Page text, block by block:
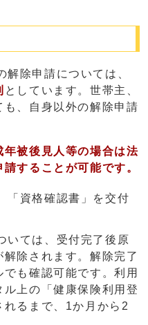
解除申請については、
としています。世帯主、
、自身以外の解除申請
年被後見人等の場合は法
請することが可能です。
「資格確認書」を交付
いては、受付完了後原
除されます。解除完了
も確認可能です。利用
上の「健康保険利用登
るまで、1か月から2